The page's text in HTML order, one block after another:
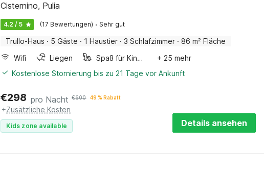
Cisternino, Pulia
4.2 / 5 (17 Bewertungen) · Sehr gut
Trullo-Haus · 5 Gäste · 1 Haustier · 3 Schlafzimmer · 86 m² Fläche
Wifi
Liegen Spaß für Kinder
+ 25 mehr
Kostenlose Stornierung bis zu 21 Tage vor Ankunft
€298 pro Nacht €600 49 % Rabatt
+Zusätzliche Kosten
Kids zone available Details ansehen